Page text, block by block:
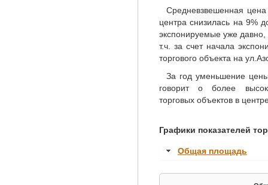
Средневзвешенная
центра снизилась на 9%
экспонируемые уже
т.ч. за счет начала
торгового объекта на
За год уменьшение
говорит о более
торговых объектов в
Графики показателей
Общая площадь
600